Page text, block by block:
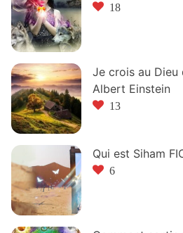
18
Je crois au Dieu
Albert Einstein
13
Qui est Siham
6